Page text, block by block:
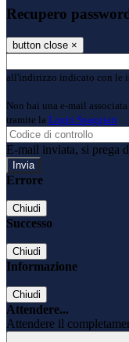
Recupero
button close ×
all'indirizzo indicato con le
Non hai una e-mail
tramite la Login Spaggiari
E-mail inviata, si prega
Errore
Chiudi
Successo
Chiudi
Informazione
Chiudi
Attendere...
Attendere il